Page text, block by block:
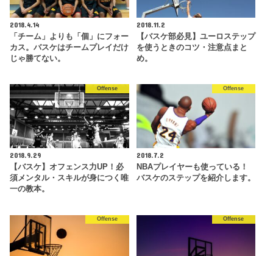
2018.4.14
「チーム」よりも「個」にフォー
カス。バスケはチームプレイだけ
じゃ勝てない。
2018.11.2
【バスケ部必見】ユーロステップ
を使うときのコツ・注意点まと
め。
Offense
2018.9.29
【バスケ】オフェンス力UP！必
須メンタル・スキルが身につく唯
一の教本。
Offense
2018.7.2
NBAプレイヤーも使っている！
バスケのステップを紹介します。
Offense Offense